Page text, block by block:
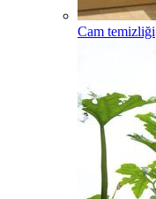
Cam temizliği